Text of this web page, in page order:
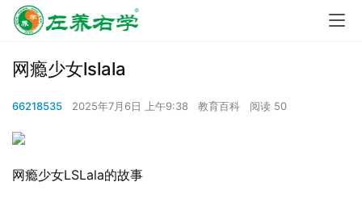
网瘾少女lslala
66218535 2025年7月6日 上午9:38 教育百科 阅读 50
网瘾少女LSLala的故事